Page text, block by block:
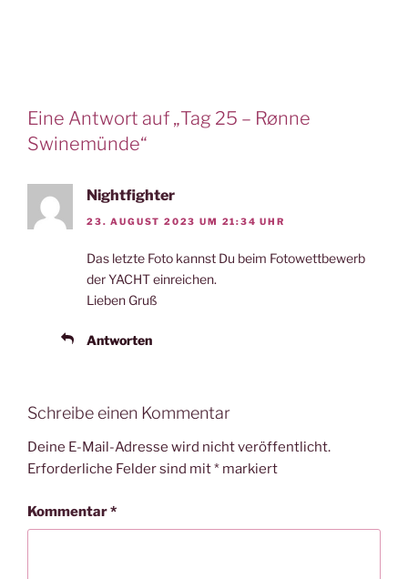
Eine Antwort auf „Tag 25 – Rønne
Swinemünde“
Nightfighter
23. AUGUST 2023 UM 21:34 UHR
Das letzte Foto kannst Du beim Fotowettbewerb
der YACHT einreichen.
Lieben Gruß
Antworten
Schreibe einen Kommentar
Deine E-Mail-Adresse wird nicht veröffentlicht.
Erforderliche Felder sind mit* markiert
Kommentar*